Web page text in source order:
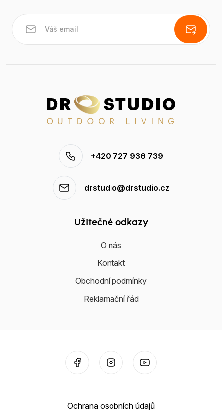
+420 727 936 739
drstudio@drstudio.cz
Užitečné odkazy
O nás
Kontakt
Obchodní podmínky
Reklamační řád
Ochrana osobních údajů